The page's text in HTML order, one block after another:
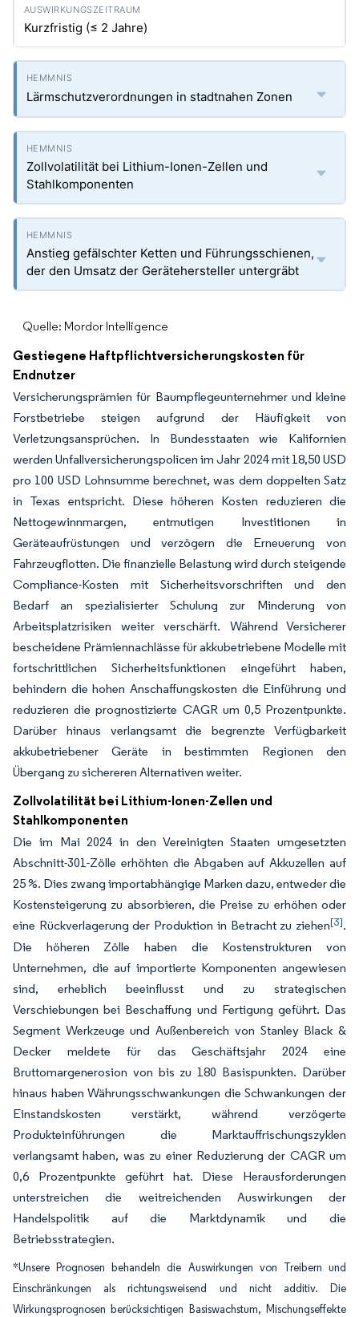
Kurzfristig (≤ 2 Jahre)
Lärmschutzverordnungen in stadtnahen Zonen
Zollvolatilität bei Lithium-Ionen-Zellen und
Stahlkomponenten
Anstieg gefälschter Ketten und Führungsschienen,
der den Umsatz der Gerätehersteller untergräbt
Quelle: Mordor Intelligence
Gestiegene Haftpflichtversicherungskosten für
Endnutzer
Versicherungsprämien für Baumpflegeunternehmer und kleine
Forstbetriebe steigen aufgrund der Häufigkeit von
Verletzungsansprüchen. In Bundesstaaten wie Kalifornien
werden Unfallversicherungspolicen im Jahr 2024 mit 18,50 USD
pro 100 USD Lohnsumme berechnet, was dem doppelten Satz
in Texas entspricht. Diese höheren Kosten reduzieren die
Nettogewinnmargen, entmutigen Investitionen in
Geräteaufrüstungen und verzögern die Erneuerung von
Fahrzeugflotten. Die finanzielle Belastung wird durch steigende
Compliance-Kosten mit Sicherheitsvorschriften und den
Bedarf an spezialisierter Schulung zur Minderung von
Arbeitsplatzrisiken weiter verschärft. Während Versicherer
bescheidene Prämiennachlässe für akkubetriebene Modelle mit
fortschrittlichen Sicherheitsfunktionen eingeführt haben,
behindern die hohen Anschaffungskosten die Einführung und
reduzieren die prognostizierte CAGR um 0,5 Prozentpunkte.
Darüber hinaus verlangsamt die begrenzte Verfügbarkeit
akkubetriebener Geräte in bestimmten Regionen den
Übergang zu sichereren Alternativen weiter.
Zollvolatilität bei Lithium-Ionen-Zellen und
Stahlkomponenten
Die im Mai 2024 in den Vereinigten Staaten umgesetzten
Abschnitt-301-Zölle erhöhten die Abgaben auf Akkuzellen auf
25 %. Dies zwang importabhängige Marken dazu, entweder die
Kostensteigerung zu absorbieren, die Preise zu erhöhen oder
eine Rückverlagerung der Produktion in Betracht zu ziehen[3].
Die höheren Zölle haben die Kostenstrukturen von
Unternehmen, die auf importierte Komponenten angewiesen
sind, erheblich beeinflusst und zu strategischen
Verschiebungen bei Beschaffung und Fertigung geführt. Das
Segment Werkzeuge und Außenbereich von Stanley Black &
Decker meldete für das Geschäftsjahr 2024 eine
Bruttomargenerosion von bis zu 180 Basispunkten. Darüber
hinaus haben Währungsschwankungen die Schwankungen der
Einstandskosten verstärkt, während verzögerte
Produkteinführungen die Marktauffrischungszyklen
verlangsamt haben, was zu einer Reduzierung der CAGR um
0,6 Prozentpunkte geführt hat. Diese Herausforderungen
unterstreichen die weitreichenden Auswirkungen der
Handelspolitik auf die Marktdynamik und die
Betriebsstrategien.
*Unsere Prognosen behandeln die Auswirkungen von Treibern und
Einschränkungen als richtungsweisend und nicht additiv. Die
Wirkungsprognosen berücksichtigen Basiswachstum, Mischungseffekte